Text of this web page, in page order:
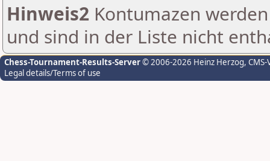
Hinweis2 Kontumazen
und sind in der Liste nicht
Chess-Tournament-Results-Server© 2006-2026 Heinz Herzog,
Legal details/Terms of use